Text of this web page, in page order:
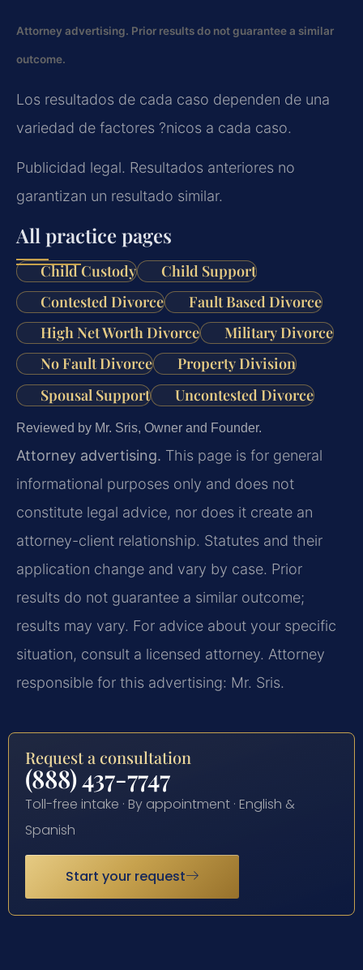
Attorney advertising. Prior results do not guarantee a similar
outcome.
Los resultados de cada caso dependen de una
variedad de factores ?nicos a cada caso.
Publicidad legal. Resultados anteriores no
garantizan un resultado similar.
All practice pages
Child Custody
Child Support
Contested Divorce
Fault Based Divorce
High Net Worth Divorce
Military Divorce
No Fault Divorce
Property Division
Spousal Support
Uncontested Divorce
Reviewed by Mr. Sris, Owner and Founder.
Attorney advertising. This page is for general
informational purposes only and does not
constitute legal advice, nor does it create an
attorney-client relationship. Statutes and their
application change and vary by case. Prior
results do not guarantee a similar outcome;
results may vary. For advice about your specific
situation, consult a licensed attorney. Attorney
responsible for this advertising: Mr. Sris.
Request a consultation
(888) 437-7747
Toll-free intake · By appointment · English &
Spanish
Start your request